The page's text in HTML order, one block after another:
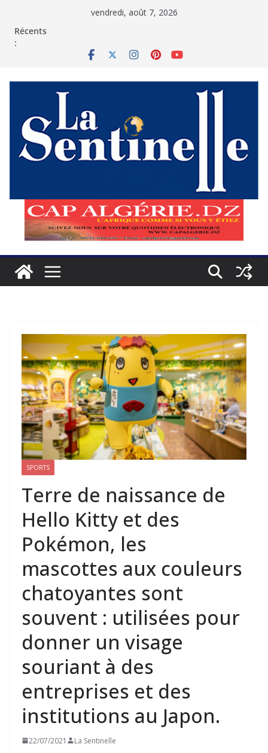
vendredi, août 7, 2026
Récents
:
SPORTS
Terre de naissance de
Hello Kitty et des
Pokémon, les
mascottes aux couleurs
chatoyantes sont
souvent : utilisées pour
donner un visage
souriant à des
entreprises et des
institutions au Japon.
22/07/2021 La Sentinelle